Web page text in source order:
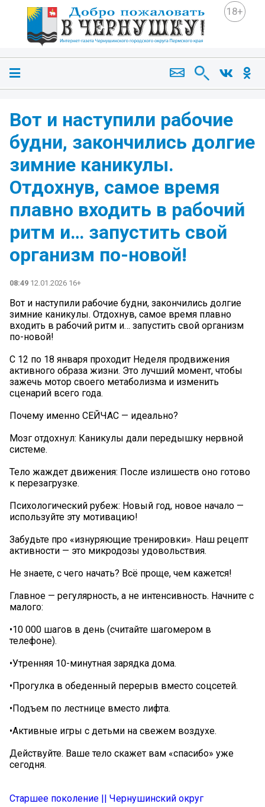
18+
Вот и наступили рабочие
будни, закончились долгие
зимние каникулы.
Отдохнув, самое время
плавно входить в рабочий
ритм и… запустить свой
организм по-новой!
08:49 12.01.2026 16+
Вот и наступили рабочие будни, закончились долгие
зимние каникулы. Отдохнув, самое время плавно
входить в рабочий ритм и… запустить свой организм
по-новой!
С 12 по 18 января проходит Неделя продвижения
активного образа жизни. Это лучший момент, чтобы
зажечь мотор своего метаболизма и изменить
сценарий всего года.
Почему именно СЕЙЧАС — идеально?
️Мозг отдохнул: Каникулы дали передышку нервной
системе.
️Тело жаждет движения: После излишеств оно готово
к перезагрузке.
️Психологический рубеж: Новый год, новое начало —
используйте эту мотивацию!
Забудьте про «изнуряющие тренировки». Наш рецепт
активности — это микродозы удовольствия.
Не знаете, с чего начать? Всё проще, чем кажется!
Главное — регулярность, а не интенсивность. Начните с
малого:
•10 000 шагов в день (считайте шагомером в
телефоне).
•Утренняя 10-минутная зарядка дома.
•Прогулка в обеденный перерыв вместо соцсетей.
•Подъем по лестнице вместо лифта.
•Активные игры с детьми на свежем воздухе.
Действуйте. Ваше тело скажет вам «спасибо» уже
сегодня.
Старшее поколение || Чернушинский округ